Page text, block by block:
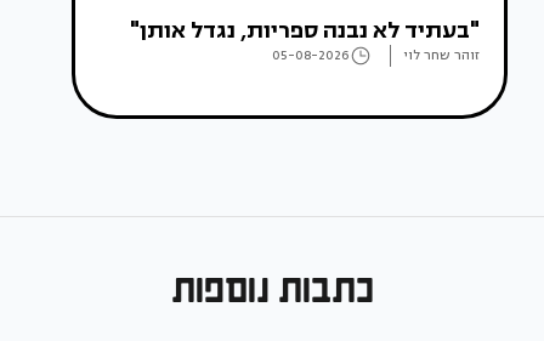
"בעתיד לא נבנה ספריות, נגדל אותן"
זוהר שחר לוי 05-08-2026
כתבות נוספות